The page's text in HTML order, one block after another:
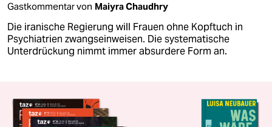
Gastkommentar von Maiyra Chaudhry
Die iranische Regierung will Frauen ohne Kopftuch in
Psychiatrien zwangseinweisen. Die systematische
Unterdrückung nimmt immer absurdere Form an.